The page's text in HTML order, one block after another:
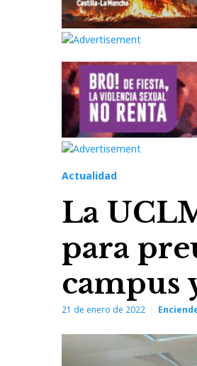
Actualidad
La
para
campus
21 de enero de 2022